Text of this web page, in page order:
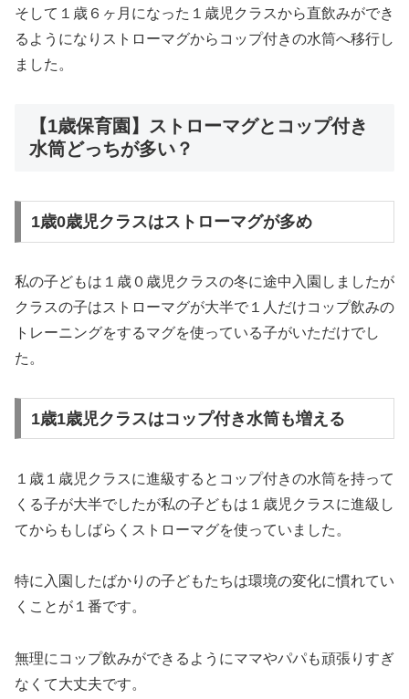
そして１歳６ヶ月になった１歳児クラスから直飲みができ
るようになりストローマグからコップ付きの水筒へ移行し
ました。
【1歳保育園】ストローマグとコップ付き
水筒どっちが多い？
1歳0歳児クラスはストローマグが多め
私の子どもは１歳０歳児クラスの冬に途中入園しましたが
クラスの子はストローマグが大半で１人だけコップ飲みの
トレーニングをするマグを使っている子がいただけでし
た。
1歳1歳児クラスはコップ付き水筒も増える
１歳１歳児クラスに進級するとコップ付きの水筒を持って
くる子が大半でしたが私の子どもは１歳児クラスに進級し
てからもしばらくストローマグを使っていました。
特に入園したばかりの子どもたちは環境の変化に慣れてい
くことが１番です。
無理にコップ飲みができるようにママやパパも頑張りすぎ
なくて大丈夫です。